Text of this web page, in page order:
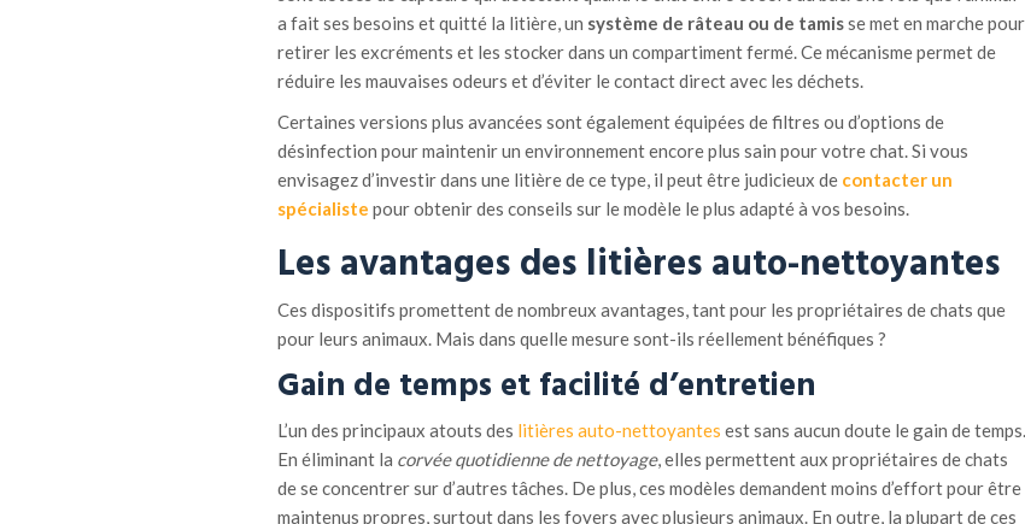
a fait ses besoins et quitté la litière, un système de râteau ou de tamisse met en marche pour
retirer les excréments et les stocker dans un compartiment fermé. Ce mécanisme permet de
réduire les mauvaises odeurs et d’éviter le contact direct avec les déchets.
Certaines versions plus avancées sont également équipées de filtres ou d’options de
désinfection pour maintenir un environnement encore plus sain pour votre chat. Si vous
envisagez d’investir dans une litière de ce type, il peut être judicieux de contacter un
spécialiste pour obtenir des conseils sur le modèle le plus adapté à vos besoins.
Les avantages des litières auto-nettoyantes
Ces dispositifs promettent de nombreux avantages, tant pour les propriétaires de chats que
pour leurs animaux. Mais dans quelle mesure sont-ils réellement bénéfiques ?
Gain de temps et facilité d’entretien
L’un des principaux atouts des litières auto-nettoyantes est sans aucun doute le gain de temps.
En éliminant la corvée quotidienne de nettoyage, elles permettent aux propriétaires de chats
de se concentrer sur d’autres tâches. De plus, ces modèles demandent moins d’effort pour être
maintenus propres, surtout dans les foyers avec plusieurs animaux. En outre, la plupart de ces